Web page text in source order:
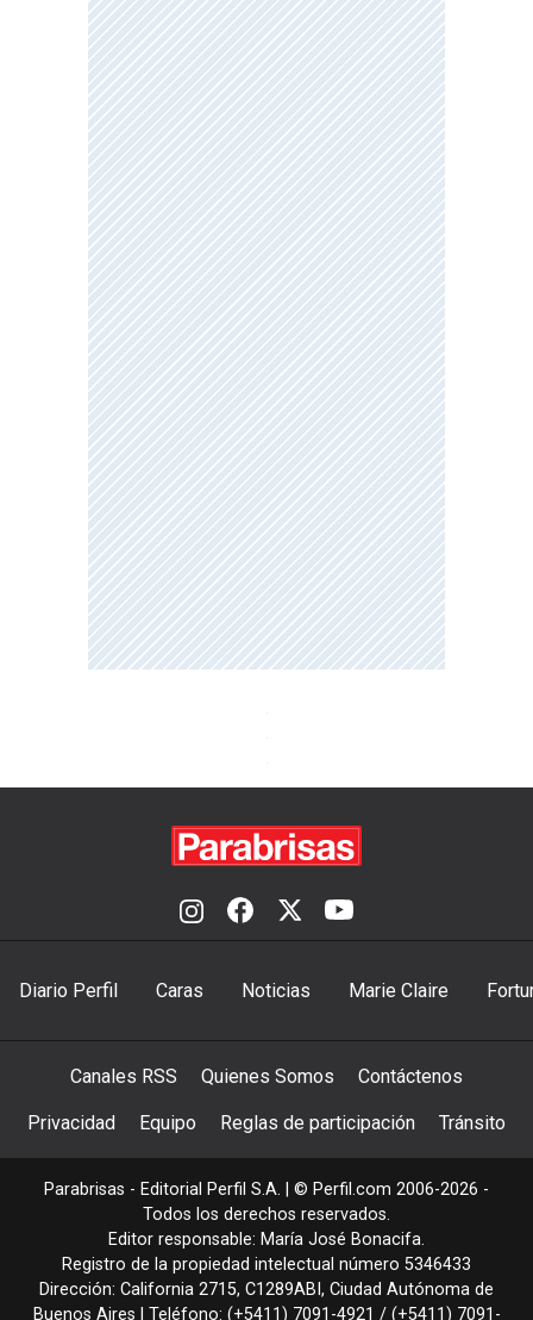
Diario Perfil Caras Noticias Marie Claire
Canales RSS Quienes Somos Contáctenos
Privacidad Equipo Reglas de participación Tránsito
Parabrisas - Editorial Perfil S.A. | © Perfil.com 2006-2026 -
Todos los derechos reservados.
Editor responsable: María José Bonacifa.
Registro de la propiedad intelectual número 5346433
Dirección: California 2715, C1289ABI , Ciudad Autónoma de
Buenos Aires | Teléfono: (+5411) 7091-4921 / (+5411) 7091-